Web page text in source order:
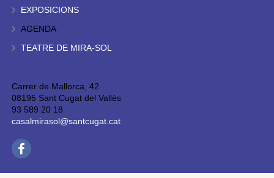
EXPOSICIONS
AGENDA
TEATRE DE MIRA-SOL
Carrer de Mallorca, 42
08195 Sant Cugat del Vallès
93 589 20 18
casalmirasol@santcugat.cat